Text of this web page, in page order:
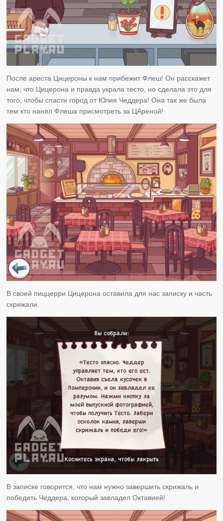
После ареста Цицероны к нам прибежит Флеш! Он расскажет
нам, что Цицерона и правда украла тесто, но сделала это для
того, чтобы спасти город от Юлия Чеддера! Она так же была
тем кто нанял Флеша присмотреть за ЦАреной!
В своей пиццерри Цицерона оставила для нас записку и часть
скрижали.
В записке говорится, что нам нужно завершить скрижаль и
победить Чеддера, который завладел Октавией!